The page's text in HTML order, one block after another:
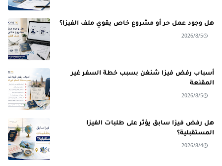
هل وجود عمل حر أو مشروع خاص يقوي ملف الفيزا؟
2026/8/5
أسباب رفض فيزا شنغن بسبب خطة السفر غير
المقنعة
2026/8/5
هل رفض فيزا سابق يؤثر على طلبات الفيزا
المستقبلية؟
2026/8/4